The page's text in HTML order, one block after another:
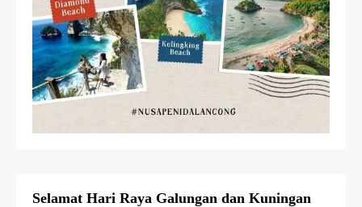
Selamat Hari Raya Galungan dan Kuningan